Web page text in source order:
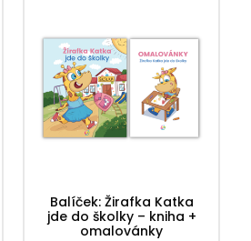
Balíček: Žirafka Katka
jde do školky – kniha +
omalovánky